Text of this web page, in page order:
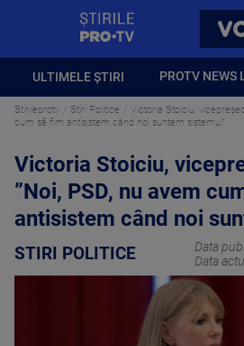
ULTIMELE ȘTIRI PROTV NEWS
Stirileprotv Stiri Politice
Victoria Stoiciu,
cum să fim antisistem când noi suntem sistemul”
Victoria Stoiciu,
”Noi, PSD, nu avem
antisistem când noi
STIRI POLITICE Data
Data